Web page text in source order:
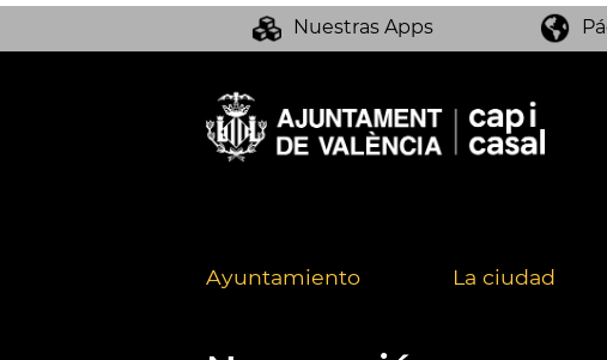
Nuestras Apps
Ayuntamiento La ciudad